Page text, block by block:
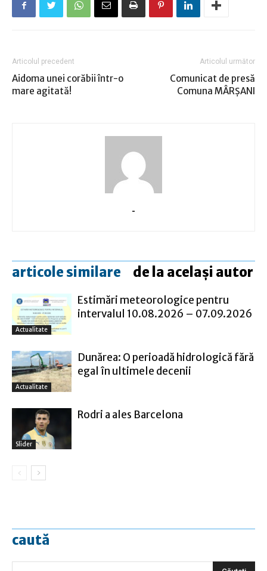
Articolul precedent
Aidoma unei corăbii într-o
mare agitată!
Articolul următor
Comunicat de presă
Comuna MÂRŞANI
-
articole similare de la același autor
Actualitate
Estimări meteorologice pentru
intervalul 10.08.2026 – 07.09.2026
Actualitate
Dunărea: O perioadă hidrologică fără
egal în ultimele decenii
Slider
Rodri a ales Barcelona
caută